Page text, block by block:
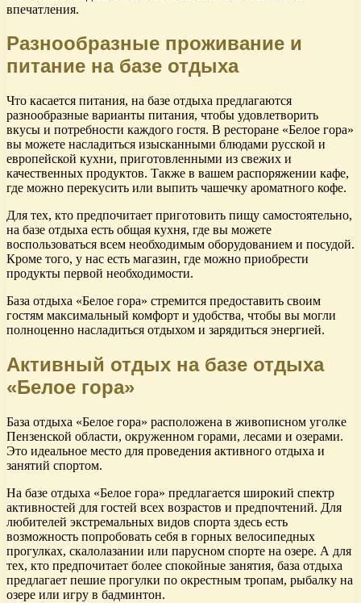
впечатления.
Разнообразные проживание и
питание на базе отдыха
Что касается питания, на базе отдыха предлагаются
разнообразные варианты питания, чтобы удовлетворить
вкусы и потребности каждого гостя. В ресторане «Белое гора»
вы можете насладиться изысканными блюдами русской и
европейской кухни, приготовленными из свежих и
качественных продуктов. Также в вашем распоряжении кафе,
где можно перекусить или выпить чашечку ароматного кофе.
Для тех, кто предпочитает приготовить пищу самостоятельно,
на базе отдыха есть общая кухня, где вы можете
воспользоваться всем необходимым оборудованием и посудой.
Кроме того, у нас есть магазин, где можно приобрести
продукты первой необходимости.
База отдыха «Белое гора» стремится предоставить своим
гостям максимальный комфорт и удобства, чтобы вы могли
полноценно насладиться отдыхом и зарядиться энергией.
Активный отдых на базе отдыха
«Белое гора»
База отдыха «Белое гора» расположена в живописном уголке
Пензенской области, окруженном горами, лесами и озерами.
Это идеальное место для проведения активного отдыха и
занятий спортом.
На базе отдыха «Белое гора» предлагается широкий спектр
активностей для гостей всех возрастов и предпочтений. Для
любителей экстремальных видов спорта здесь есть
возможность попробовать себя в горных велосипедных
прогулках, скалолазании или парусном спорте на озере. А для
тех, кто предпочитает более спокойные занятия, база отдыха
предлагает пешие прогулки по окрестным тропам, рыбалку на
озере или игру в бадминтон.